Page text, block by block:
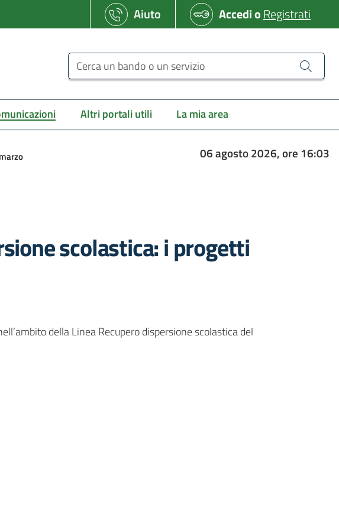
Aiuto AccedioRegistrati
Cerca un bando o un servizio
Altri portali utili La mia area
06 agosto 2026, ore 16:03
scolastica: i progetti
della Linea Recupero dispersione scolastica del